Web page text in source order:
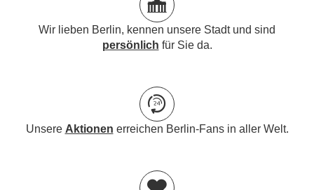
Wir lieben Berlin, kennen unsere Stadt und sind
persönlich für Sie da.
Unsere Aktionen erreichen Berlin-Fans in aller Welt.